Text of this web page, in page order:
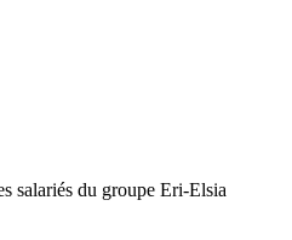
salariés du groupe Eri-Elsia